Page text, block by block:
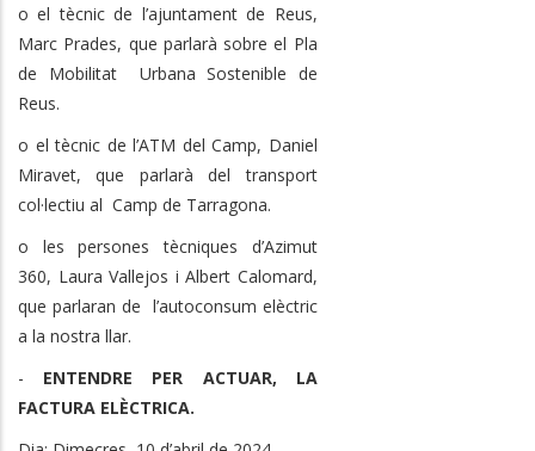
o el tècnic de l’ajuntament de Reus,
Marc Prades, que parlarà sobre el Pla
de Mobilitat Urbana Sostenible de
Reus.
o el tècnic de l’ATM del Camp, Daniel
Miravet, que parlarà del transport
col·lectiu al Camp de Tarragona.
o les persones tècniques d’Azimut
360, Laura Vallejos i Albert Calomard,
que parlaran de l’autoconsum elèctric
a la nostra llar.
- ENTENDRE PER ACTUAR, LA
FACTURA ELÈCTRICA.